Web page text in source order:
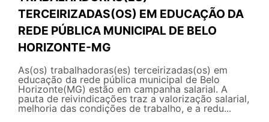
TERCEIRIZADAS(OS) EM EDUCAÇÃO DA
REDE PÚBLICA MUNICIPAL DE BELO
HORIZONTE-MG
As(os) trabalhadoras(es) terceirizadas(os) em
educação da rede pública municipal de Belo
Horizonte(MG) estão em campanha salarial. A
pauta de reivindicações traz a valorização salarial,
melhoria das condições de trabalho, e a redu...